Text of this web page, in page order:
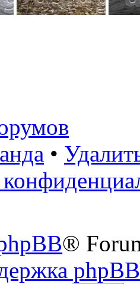
•
®
phpBB